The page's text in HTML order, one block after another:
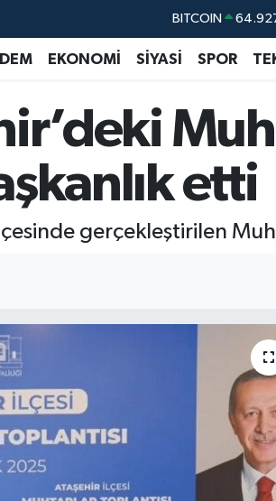
DOLAR
EURO
GRAM ALTIN
BİST100
BITCOIN
EKONOMİ SİYASİ SPOR
etti
gerçekleştirilen